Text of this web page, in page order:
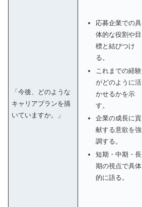
「今後、どのような
キャリアプランを描
いていますか。」
応募企業での具
体的な役割や目
標と結びつけ
る。
これまでの経験
がどのように活
かせるかを示
す。
企業の成長に貢
献する意欲を強
調する。
短期・中期・長
期の視点で具体
的に語る。